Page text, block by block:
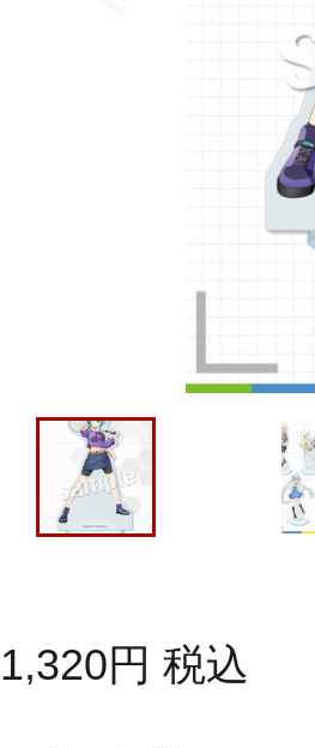
1,320円 税込